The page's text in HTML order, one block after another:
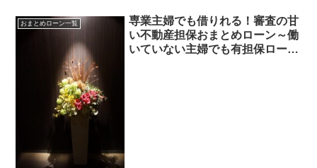
おまとめローン一覧
専業主婦でも借りれる！審査の甘
い不動産担保おまとめローン～働
いていない主婦でも有担保ローン